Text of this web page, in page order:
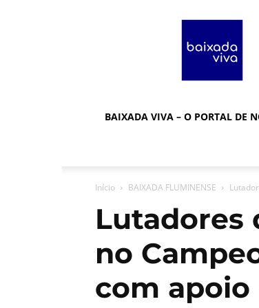
Viva
BAIXADA VIVA – O PORTAL DE
Início BAIXADA FLUMINENSE
Lutadores
no
com apoio